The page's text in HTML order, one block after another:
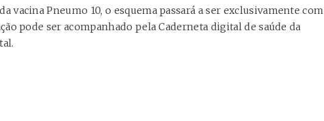
vacina Pneumo 10, o esquema passará a ser exclusivamente com
pode ser acompanhado pela Caderneta digital de saúde da